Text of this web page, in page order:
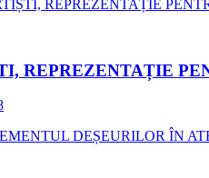
REPREZENTAȚIE